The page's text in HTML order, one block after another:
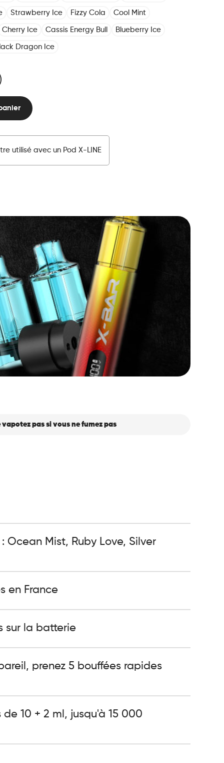
Strawberry Ice Fizzy Cola Cool Mint
Cherry Ice Cassis Energy Bull Blueberry Ice
Dragon Ice
utilisé avec un Pod X-LINE
vapotez pas si vous ne fumez pas
Ocean Mist, Ruby Love, Silver
en France
sur la batterie
prenez 5 bouffées rapides
10 + 2 ml, jusqu'à 15 000